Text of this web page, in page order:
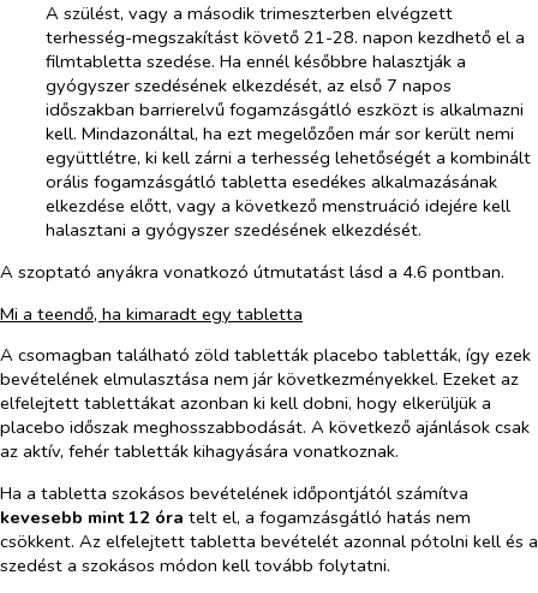
A szülést, vagy a második trimeszterben elvégzett
terhesség-megszakítást követő 21-28. napon kezdhető el a
filmtabletta szedése. Ha ennél későbbre halasztják a
gyógyszer szedésének elkezdését, az első 7 napos
időszakban barrierelvű fogamzásgátló eszközt is alkalmazni
kell. Mindazonáltal, ha ezt megelőzően már sor került nemi
együttlétre, ki kell zárni a terhesség lehetőségét a kombinált
orális fogamzásgátló tabletta esedékes alkalmazásának
elkezdése előtt, vagy a következő menstruáció idejére kell
halasztani a gyógyszer szedésének elkezdését.
A szoptató anyákra vonatkozó útmutatást lásd a 4.6 pontban.
Mi a teendő, ha kimaradt egy tabletta
A csomagban található zöld tabletták placebo tabletták, így ezek
bevételének elmulasztása nem jár következményekkel. Ezeket az
elfelejtett tablettákat azonban ki kell dobni, hogy elkerüljük a
placebo időszak meghosszabbodását. A következő ajánlások csak
az aktív, fehér tabletták kihagyására vonatkoznak.
Ha a tabletta szokásos bevételének időpontjától számítva
kevesebb mint 12 óra telt el, a fogamzásgátló hatás nem
csökkent. Az elfelejtett tabletta bevételét azonnal pótolni kell és a
szedést a szokásos módon kell tovább folytatni.